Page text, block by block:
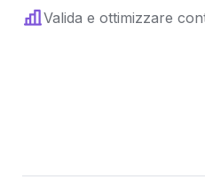
Valida e ottimizzare